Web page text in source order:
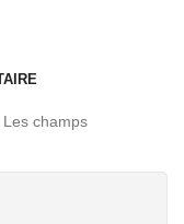
Les champs